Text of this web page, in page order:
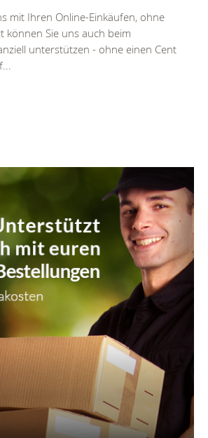
mit Ihren Online-Einkäufen, ohne
können Sie uns auch beim
unterstützen - ohne einen Cent